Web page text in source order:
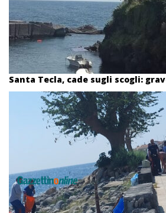
Santa Tecla, cade sugli scogli: